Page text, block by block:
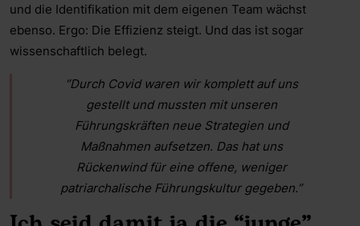
und die Identifikation mit dem eigenen Team wächst
ebenso. Ergo: Die Effizienz steigt. Und das ist sogar
wissenschaftlich belegt.
“Durch Covid waren wir komplett auf uns
gestellt und mussten mit unseren
Führungskräften neue Strategien und
Maßnahmen aufsetzen. Das hat uns
Rückenwind für eine offene, weniger
patriarchalische Führungskultur gegeben.”